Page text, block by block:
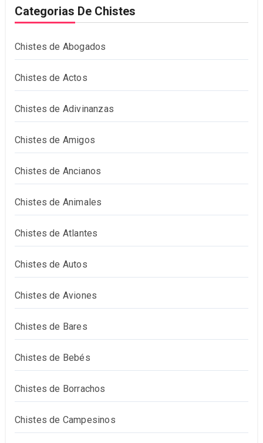
Categorias De Chistes
Chistes de Abogados
Chistes de Actos
Chistes de Adivinanzas
Chistes de Amigos
Chistes de Ancianos
Chistes de Animales
Chistes de Atlantes
Chistes de Autos
Chistes de Aviones
Chistes de Bares
Chistes de Bebés
Chistes de Borrachos
Chistes de Campesinos